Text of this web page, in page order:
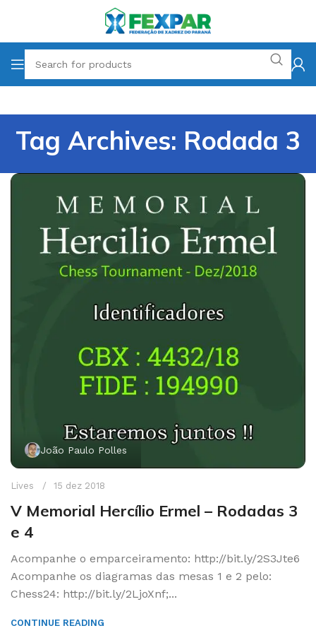
Tag Archives: Rodada 3
João Paulo Polles
Lives 15 dez 2018
V Memorial Hercílio Ermel – Rodadas 3
e 4
Acompanhe o emparceiramento: http://bit.ly/2S3Jte6
Acompanhe os diagramas das mesas 1 e 2 pelo:
Chess24: http://bit.ly/2LjoXnf;...
CONTINUE READING